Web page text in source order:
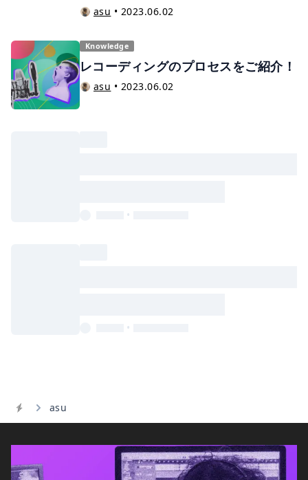
asu • 2023.06.02
Knowledge
レコーディングのプロセスをご紹介！
asu • 2023.06.02
•
•
asu